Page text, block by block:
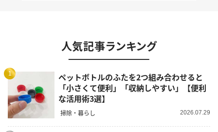
人気記事ランキング
1
ペットボトルのふたを2つ組み合わせると
「小さくて便利」「収納しやすい」【便利
な活用術3選】
掃除・暮らし 2026.07.29